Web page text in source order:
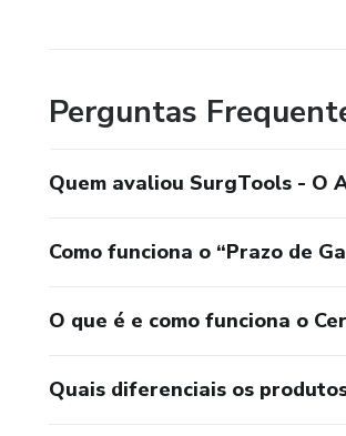
-
Ideal
Perguntas
Quem avaliou SurgTools - O
Como funciona o “Prazo de
O que é e como funciona o
Quais diferenciais os